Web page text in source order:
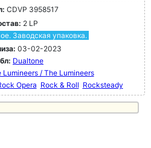
CDVP 3958517
2 LP
Заводская упаковка.
03-02-2023
Dualtone
Lumineers / The Lumineers
Opera Rock & Roll Rocksteady